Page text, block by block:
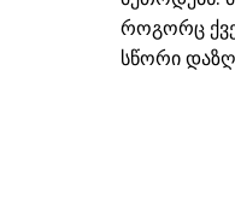
როგორც
სწორი